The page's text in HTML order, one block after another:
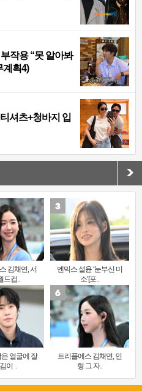
작용 “못 알아봐
계획4)
셔츠+청바지 입
김채연, 서
드컵..
엔믹스 설윤 ‘눈부신 미
소’[포..
은 얼굴에 잘
이 ..
트리플에스 김채연, 인
형 그 자..